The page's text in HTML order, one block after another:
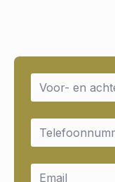
Name
Email
Email